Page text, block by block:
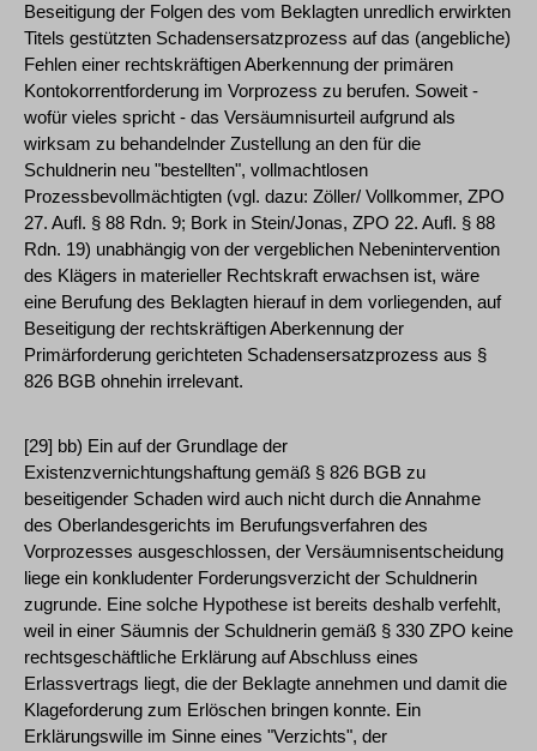
Beseitigung der Folgen des vom Beklagten unredlich erwirkten
Titels gestützten Schadensersatzprozess auf das (angebliche)
Fehlen einer rechtskräftigen Aberkennung der primären
Kontokorrentforderung im Vorprozess zu berufen. Soweit -
wofür vieles spricht - das Versäumnisurteil aufgrund als
wirksam zu behandelnder Zustellung an den für die
Schuldnerin neu "bestellten", vollmachtlosen
Prozessbevollmächtigten (vgl. dazu: Zöller/ Vollkommer, ZPO
27. Aufl. § 88 Rdn. 9; Bork in Stein/Jonas, ZPO 22. Aufl. § 88
Rdn. 19) unabhängig von der vergeblichen Nebenintervention
des Klägers in materieller Rechtskraft erwachsen ist, wäre
eine Berufung des Beklagten hierauf in dem vorliegenden, auf
Beseitigung der rechtskräftigen Aberkennung der
Primärforderung gerichteten Schadensersatzprozess aus §
826 BGB ohnehin irrelevant.
[29] bb) Ein auf der Grundlage der
Existenzvernichtungshaftung gemäß § 826 BGB zu
beseitigender Schaden wird auch nicht durch die Annahme
des Oberlandesgerichts im Berufungsverfahren des
Vorprozesses ausgeschlossen, der Versäumnisentscheidung
liege ein konkludenter Forderungsverzicht der Schuldnerin
zugrunde. Eine solche Hypothese ist bereits deshalb verfehlt,
weil in einer Säumnis der Schuldnerin gemäß § 330 ZPO keine
rechtsgeschäftliche Erklärung auf Abschluss eines
Erlassvertrags liegt, die der Beklagte annehmen und damit die
Klageforderung zum Erlöschen bringen konnte. Ein
Erklärungswille im Sinne eines "Verzichts", der